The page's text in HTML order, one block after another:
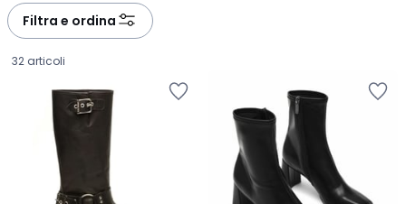
Filtra e ordina
32 articoli